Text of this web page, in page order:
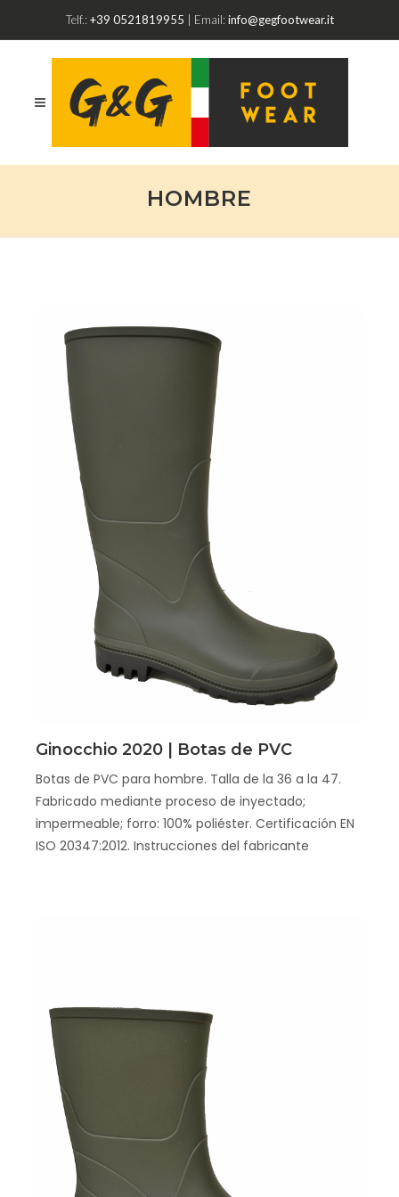
Telf.: +39 0521819955 | Email: info@gegfootwear.it
HOMBRE
Scopri
Ginocchio 2020 | Botas de PVC
Botas de PVC para hombre. Talla de la 36 a la 47.
Fabricado mediante proceso de inyectado;
impermeable; forro: 100% poliéster. Certificación EN
ISO 20347:2012. Instrucciones del fabricante